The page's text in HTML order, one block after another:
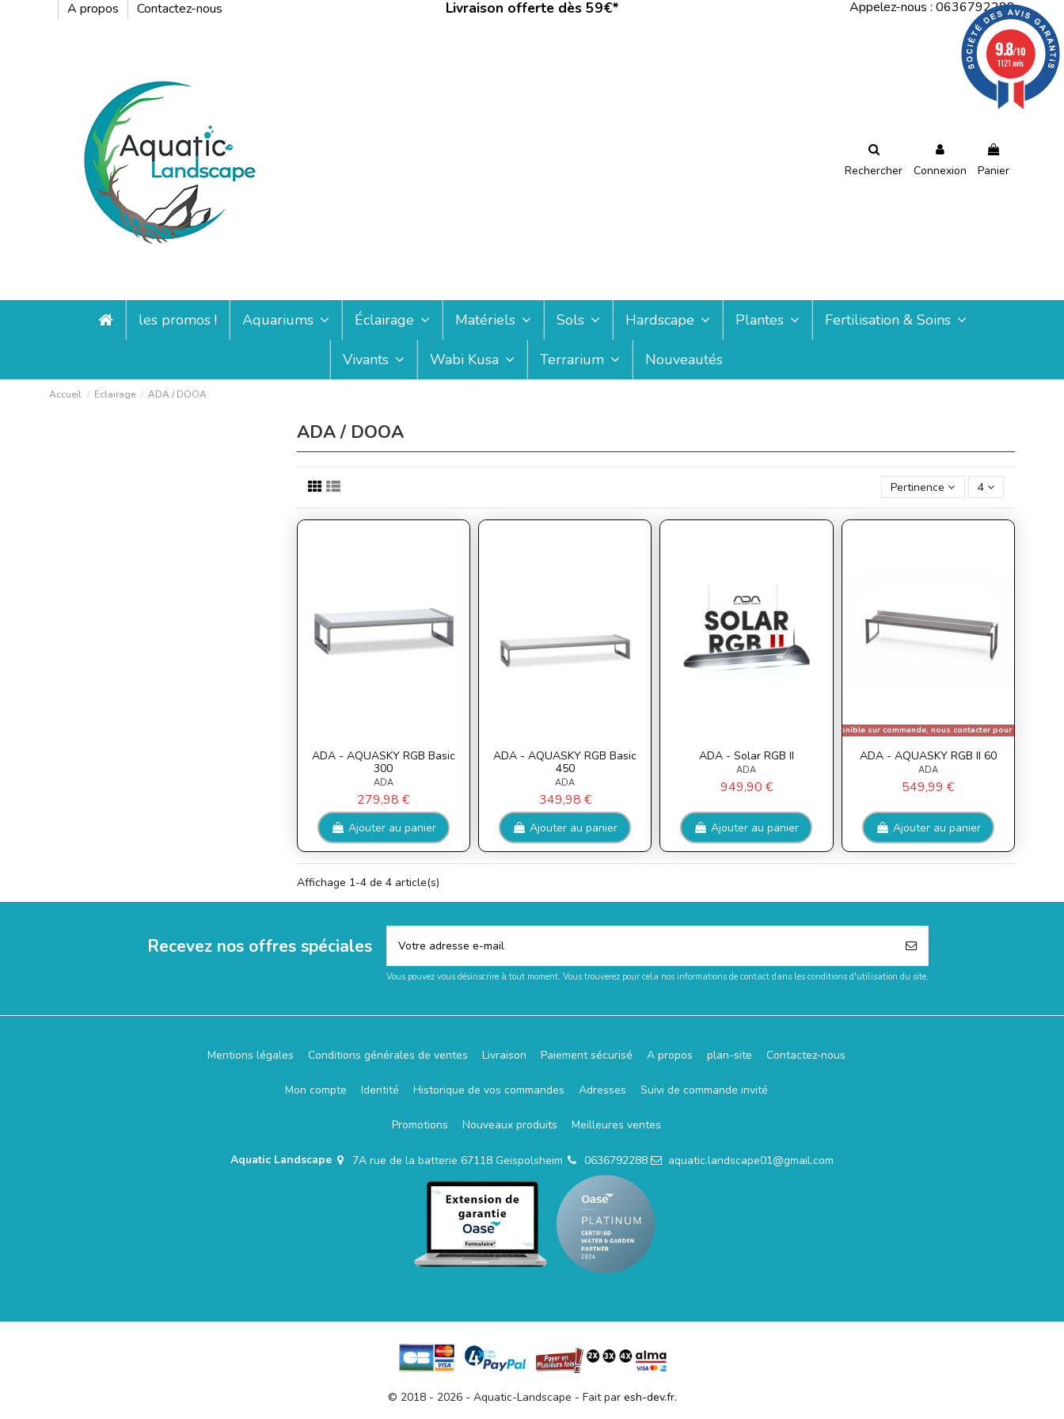
A propos Contactez-nous Livraison offerte dès 59€* Appelez-nous : 0636792288
Rechercher Connexion Panier
les promos ! Aquariums Éclairage Matériels Sols Hardscape Plantes Fertilisation & Soins
Vivants Wabi Kusa Terrarium Nouveautés
Accueil Eclairage ADA / DOOA
ADA / DOOA
Pertinence 4
ADA - AQUASKY RGB Basic
300
ADA
279,98 €
Ajouter au panier
ADA - AQUASKY RGB Basic
450
ADA
349,98 €
Ajouter au panier
ADA - Solar RGB II
ADA
949,90 €
Ajouter au panier
Disponible sur commande, nous contacter pour le délai.
ADA - AQUASKY RGB II 60
ADA
549,99 €
Ajouter au panier
Affichage 1-4 de 4 article(s)
Recevez nos offres spéciales
Vous pouvez vous désinscrire à tout moment. Vous trouverez pour cela nos informations de contact dans les conditions d'utilisation du site.
Mentions légales Conditions générales de ventes Livraison Paiement sécurisé A propos plan-site Contactez-nous
Mon compte Identité Historique de vos commandes Adresses Suivi de commande invité
Promotions Nouveaux produits Meilleures ventes
Aquatic Landscape 7A rue de la batterie 67118 Geispolsheim 0636792288 aquatic.landscape01@gmail.com
© 2018 - 2026 - Aquatic-Landscape - Fait par esh-dev.fr.
9.8/10
1121 avis